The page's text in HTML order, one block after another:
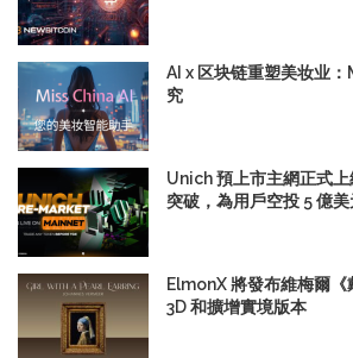
AI x 区块链重塑美妆业
究
Unich 預上市主網正式
突破，為用戶空投 5 億美
ElmonX 將發布維梅爾
3D 和擴增實境版本